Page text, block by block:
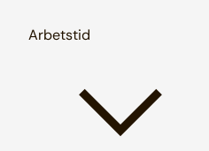
Arbetstid